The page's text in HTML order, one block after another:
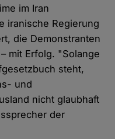
im Iran
iranische Regierung
die Demonstranten
mit Erfolg. "Solange
steht,
und
nicht glaubhaft
der